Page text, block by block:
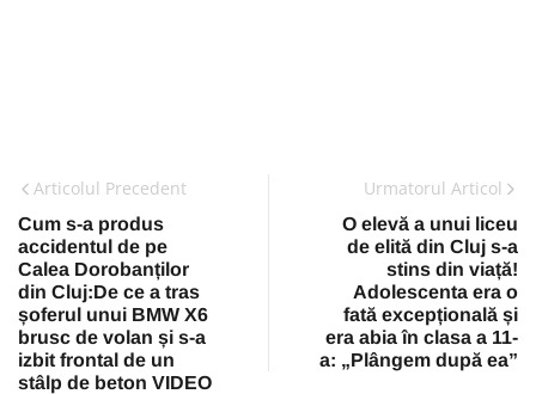
Articolul Precedent
Cum s-a produs
accidentul de pe
Calea Dorobanților
din Cluj:De ce a tras
șoferul unui BMW X6
brusc de volan și s-a
izbit frontal de un
stâlp de beton VIDEO
Urmatorul Articol
O elevă a unui liceu
de elită din Cluj s-a
stins din viață!
Adolescenta era o
fată excepțională și
era abia în clasa a 11-
a: „Plângem după ea”